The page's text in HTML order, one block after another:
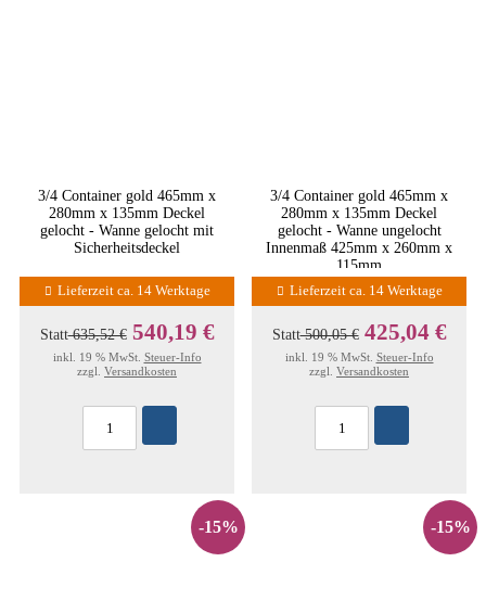
3/4 Container gold 465mm x
280mm x 135mm Deckel
gelocht - Wanne gelocht mit
Sicherheitsdeckel
Lieferzeit ca. 14 Werktage
Statt635,52 € 540,19 €
inkl. 19 % MwSt. Steuer-Info
zzgl. Versandkosten
3/4 Container gold 465mm x
280mm x 135mm Deckel
gelocht - Wanne ungelocht
Innenmaß 425mm x 260mm x
115mm
Lieferzeit ca. 14 Werktage
Statt500,05 € 425,04 €
inkl. 19 % MwSt. Steuer-Info
zzgl. Versandkosten
-15% -15%